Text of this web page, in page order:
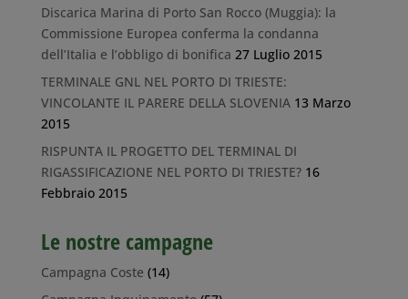
Discarica Marina di Porto San Rocco (Muggia): la
Commissione Europea conferma la condanna
dell’Italia e l’obbligo di bonifica 27 Luglio 2015
TERMINALE GNL NEL PORTO DI TRIESTE:
VINCOLANTE IL PARERE DELLA SLOVENIA 13 Marzo
2015
RISPUNTA IL PROGETTO DEL TERMINAL DI
RIGASSIFICAZIONE NEL PORTO DI TRIESTE? 16
Febbraio 2015
Le nostre campagne
Campagna Coste (14)